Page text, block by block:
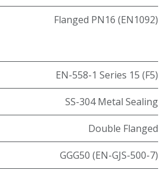
Flanged PN16 (EN1092)
EN-558-1 Series 15 (F5)
SS-304 Metal Sealing
Double Flanged
GGG50 (EN-GJS-500-7)